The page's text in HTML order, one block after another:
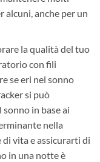
anche per un
la qualità del tuo
con fili
se eri nel sonno
si può
in base ai
nella
vita e assicurarti di
in una notte è